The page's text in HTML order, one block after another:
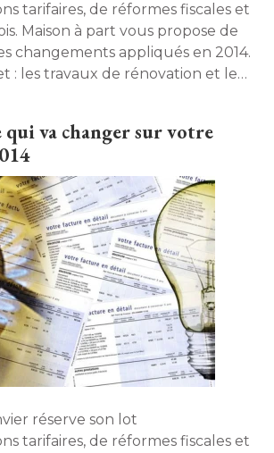
tarifaires, de réformes fiscales et
Maison à part vous propose de
changements appliqués en 2014.
: les travaux de rénovation et les
qui va changer sur votre
réserve son lot
tarifaires, de réformes fiscales et